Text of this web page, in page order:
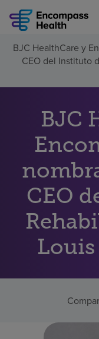
Por qué debe
Servicios de
Pacientes y cuidadores
Recursos de salud
Acerca de nosotros
Inversores
BJC HealthCare y
CEO del Instituto
BJC
CEO
Louis